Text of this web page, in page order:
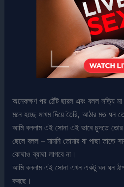
অনেকক্ষণ পর ঠোঁট ছারল এবং বলল সত্যি
মনে হচ্ছে মাখম দিয়ে তৈরি, আঠার মত ধন
আমি বললাম এই সোনা এই ভাবে চুদতে তোর
ছেলে বলল – মামনি তোমার যা পাছা তাতে
কোথাও ব্যাথা লাগবে না।
আমি বললাম এই সোনা এখন একটু ঘন ঘন
করছে।